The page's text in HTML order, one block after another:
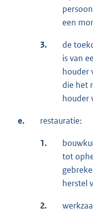
een
3.
de
is van
houder
die het
houder
e. restauratie:
1.
tot
herstel
2.